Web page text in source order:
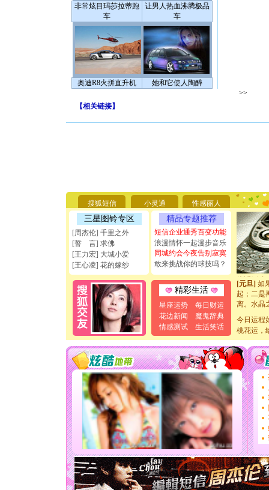
非常炫目玛莎拉蒂跑
车
让男人热血沸腾极品
车
奥迪R8火拼直升机 她和它使人陶醉
>>
【相关链接】
搜狐短信 小灵通 性感丽人
三星图铃专区
[周杰伦] 千里之外
[誓 言] 求佛
[王力宏] 大城小爱
[王心凌] 花的嫁纱
精品专题推荐
短信企业通秀百变功能
浪漫情怀一起漫步音乐
同城约会今夜告别寂寞
敢来挑战你的球技吗？
精彩生活
星座运势
每日财运
花边新闻
魔鬼辞典
情感测试
生活笑话
[圣诞节]
能正大光
天都要快
[圣诞节]
如意,快
[元旦]看
断电。爱
你是我专
[元旦] 如
起；二是
离。水晶
泣，这痛
卖了。水
[春节]风
颜！冬去
道一声
[春节] 传
片叶子
送你一
[圣诞节]
你太多
要平安
[圣诞节]
能正大
天都要快
[圣诞节]
如意,快
[元旦]看
今日运程
桃花运，